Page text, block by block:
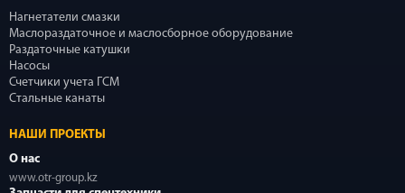
Нагнетатели смазки
Маслораздаточное и маслосборное оборудование
Раздаточные катушки
Насосы
Счетчики учета ГСМ
Стальные канаты
НАШИ ПРОЕКТЫ
О нас
www.otr-group.kz